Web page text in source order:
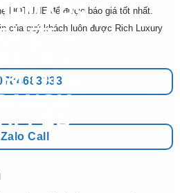
HOTLINE để được báo giá tốt nhất.
của quý khách luôn được Rich Luxury
Zalo Call